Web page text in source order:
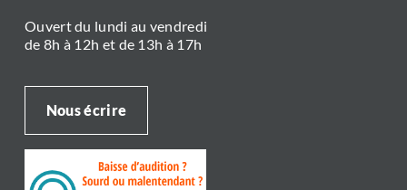
Ouvert du lundi au vendredi
de 8h à 12h et de 13h à 17h
Nous écrire